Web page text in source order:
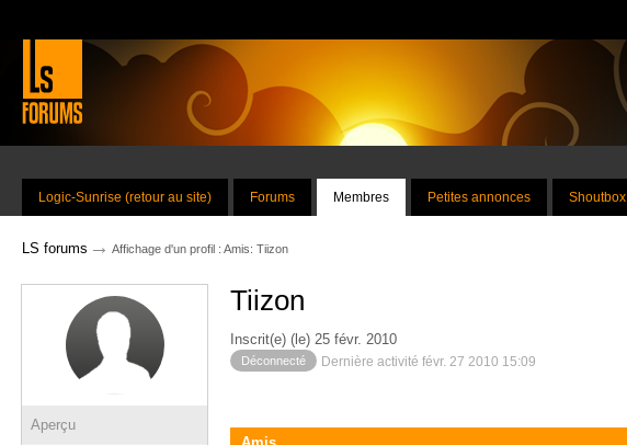
Logic-Sunrise (retour au site) Forums Membres Petites annonces Shoutbox
LS forums → Affichage d'un profil : Amis: Tiizon
Aperçu
Tiizon
Inscrit(e) (le) 25 févr. 2010
Déconnecté Dernière activité févr. 27 2010 15:09